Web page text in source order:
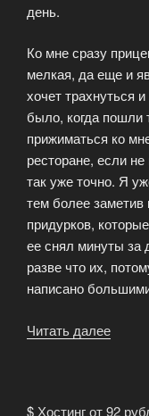
день.
Ко мне сразу
мелкая, да еще и
хочет трахнуться
было, когда пошли
прижиматься ко
ресторане, если
так уже точно. Я
тем более заметив
придурков,
ее снял минуты за
разве что их,
написано
Читать далее
$Хостинг от 92